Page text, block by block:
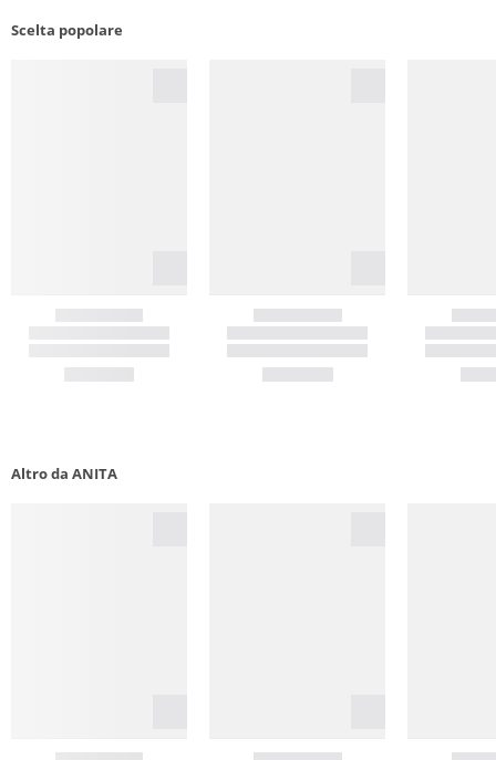
Scelta popolare
Altro da ANITA